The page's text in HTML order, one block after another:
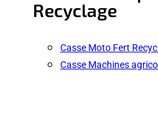
Recyclage
Casse Moto Fert
Casse Machines